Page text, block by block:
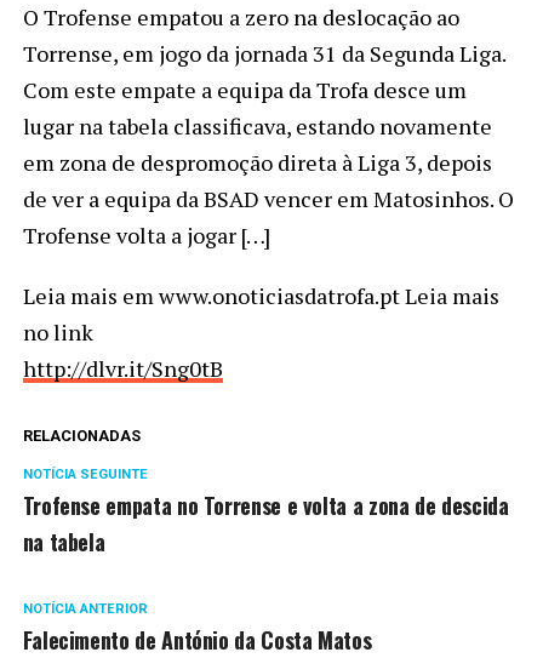
O Trofense empatou a zero na deslocação ao
Torrense, em jogo da jornada 31 da Segunda Liga.
Com este empate a equipa da Trofa desce um
lugar na tabela classificava, estando novamente
em zona de despromoção direta à Liga 3, depois
de ver a equipa da BSAD vencer em Matosinhos. O
Trofense volta a jogar […]
Leia mais em www.onoticiasdatrofa.pt Leia mais
no link
http://dlvr.it/Sng0tB
RELACIONADAS
NOTÍCIA SEGUINTE
Trofense empata no Torrense e volta a zona de descida
na tabela
NOTÍCIA ANTERIOR
Falecimento de António da Costa Matos